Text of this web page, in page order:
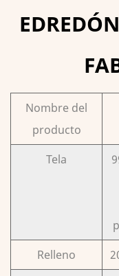
Nombre del
producto
Tela
Relleno